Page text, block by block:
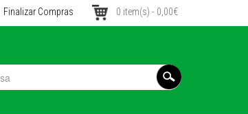
0 item(s) - 0,00€
Finalizar Compras